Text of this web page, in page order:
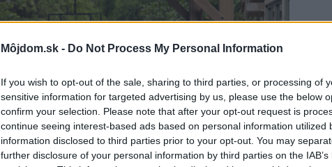
Môjdom.sk - Do Not Process My Personal Information
If you wish to opt-out of the sale, sharing to third parties, or processing of
sensitive information for targeted advertising by us, please use the below
confirm your selection. Please note that after your opt-out request is
continue seeing interest-based ads based on personal information utilized
information disclosed to third parties prior to your opt-out. You may
further disclosure of your personal information by third parties on the